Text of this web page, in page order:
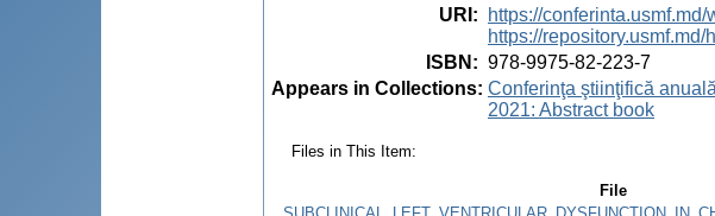
URI :
https://
https://
ISBN : 978-9975-82-223-7
Appears in Collections: Conferinţa ştiinţifică
2021: Abstract book
Files in This Item:
File